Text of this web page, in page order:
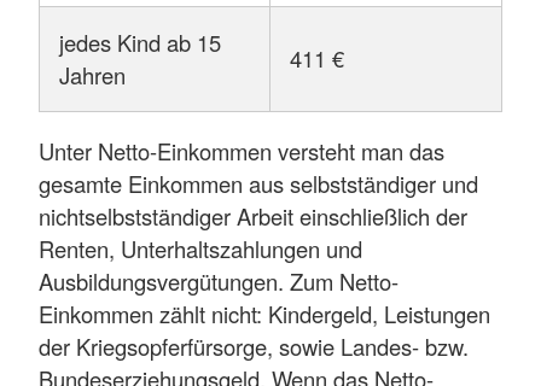
jedes Kind ab 15
Jahren
411 €
Unter Netto-Einkommen versteht man das
gesamte Einkommen aus selbstständiger und
nichtselbstständiger Arbeit einschließlich der
Renten, Unterhaltszahlungen und
Ausbildungsvergütungen. Zum Netto-
Einkommen zählt nicht: Kindergeld, Leistungen
der Kriegsopferfürsorge, sowie Landes- bzw.
Bundeserziehungsgeld. Wenn das Netto-